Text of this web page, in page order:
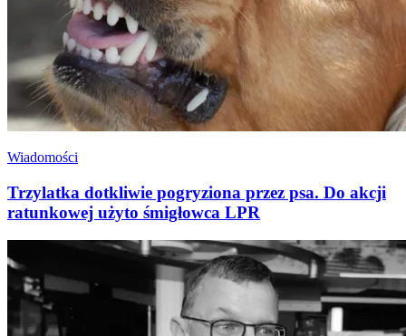
Wiadomości
Trzylatka dotkliwie pogryziona przez psa. Do akcji
ratunkowej użyto śmigłowca LPR